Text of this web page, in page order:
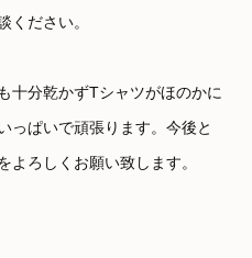
ください。
十分乾かずTシャツがほのかに
っぱいで頑張ります。今後と
よろしくお願い致します。